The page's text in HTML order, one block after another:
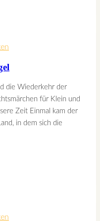
die Wiederkehr der
für Klein und
Zeit Einmal kam der
in dem sich die